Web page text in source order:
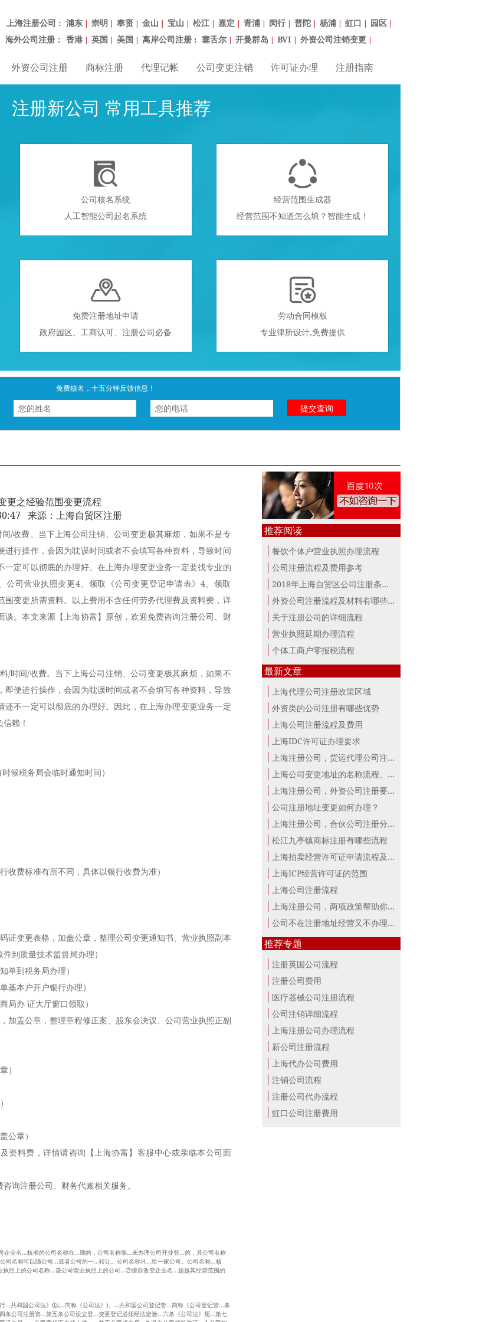
上海注册公司 ： 浦东 | 崇明 | 奉贤 | 金山 | 宝山 | 松江 | 嘉定 | 青浦 | 闵行 | 普陀 | 杨浦 | 虹口 | 园区 |
海外公司注册： 香港 | 英国 | 美国 | 离岸公司注册 ： 塞舌尔 | 开曼群岛 | BVI | 外资公司注销变更 |
外资公司注册 商标注册 代理记帐 公司变更注销 许可证办理 注册指南
注册新公司 常用工具推荐

公司核名系统
人工智能公司起名系统

经营范围生成器
经营范围不知道怎么填？智能生成！

免费注册地址申请
政府园区、工商认可、注册公司必备

劳动合同模板
专业律所设计,免费提供
免费核名，十五分钟反馈信息！
更之经验范围变更流程
来源：上海自贸区注册
/收费。当下上海公司注销、公司变更极其麻烦，如果不是专
行操作，会因为耽误时间或者不会填写各种资料，导致时间
定可以彻底的办理好。在上海办理变更业务一定要找专业的
公司营业执照变更4、领取《公司变更登记申请表》4、领取
围变更所需资料。以上费用不含任何劳务代理费及资料费，详
。本文来源【上海协富】原创，欢迎免费咨询注册公司、财
间/收费。当下上海公司注销、公司变更极其麻烦，如果不
便进行操作，会因为耽误时间或者不会填写各种资料，导致
不一定可以彻底的办理好。因此，在上海办理变更业务一定
赖！
税务局会临时通知时间）
费标准有所不同，具体以银行收费为准）
变更表格，加盖公章，整理公司变更通知书、营业执照副本
到质量技术监督局办理）
到税务局办理）
本户开户银行办理）
办 证大厅窗口领取）
盖公章，整理章程修正案、股东会决议、公司营业执照正副
）
章）
料费，详情请咨询【上海协富】客服中心或亲临本公司面
注册公司、财务代账相关服务。
名...核准的公司名称在...期的，公司名称保...未办理公司开业登...的，其公司名称
司名称可以随公司...或者公司的一...转让。公司名称只...给一家公司。公司名称...核
上的公司名称...该公司营业执照上的公司...②擅自改变企业名...超越其经营范围的
共和国公司法》(以...简称《公司法》)、...共和国公司登记管...简称《公司登记管...条
公司注册资...第五条公司设立登...变更登记必须经法定验...六条《公司法》规...第七
推荐阅读
餐饮个体户营业执照办理流程
公司注册流程及费用参考
2018年上海自贸区公司注册条件及所需资料
外资公司注册流程及材料有哪些？
关于注册公司的详细流程
营业执照延期办理流程
个体工商户零报税流程
最新文章
上海代理公司注册政策区域
外资类的公司注册有哪些优势
上海公司注册流程及费用
上海IDC许可证办理要求
上海注册公司，货运代理公司注册条件！
上海公司变更地址的名称流程、材料、...
上海注册公司，外资公司注册要点！
公司注册地址变更如何办理？
上海注册公司，合伙公司注册分析！
松江九亭镇商标注册有哪些流程
上海拍卖经营许可证申请流程及材料
上海ICP经营许可证的范围
上海公司注册流程
上海注册公司，两项政策帮助你最大。
公司不在注册地址经营又不办理变更，...
推荐专题
注册英国公司流程
注册公司费用
医疗器械公司注册流程
公司注销详细流程
上海注册公司办理流程
新公司注册流程
上海代办公司费用
注销公司流程
注册公司代办流程
虹口公司注册费用